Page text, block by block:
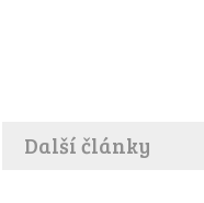
Další články